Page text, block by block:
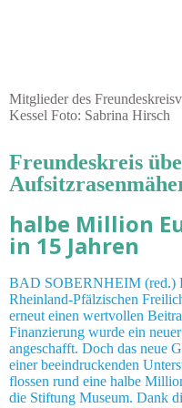
Mitglieder des
Kessel Foto: Sabrina Hirsch
Freundeskreis
halbe Million
in 15 Jahren
BAD SOBERNHEIM (red.)
Rheinland‑Pfälzischen
erneut einen wertvollen
Finanzierung wurde ein
angeschafft. Doch das neue
einer beeindruckenden
flossen rund eine halbe
die Stiftung Museum. Dank